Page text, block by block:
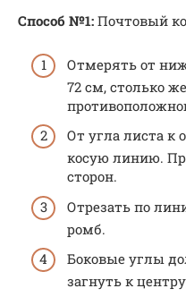
Способ №1: Почтовый
Отмерять от
72 см, столько
От угла листа к
косую линию.
сторон.
Отрезать по
ромб.
Боковые углы
загнуть к